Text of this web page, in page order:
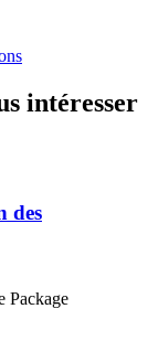
intéresser
des
Package